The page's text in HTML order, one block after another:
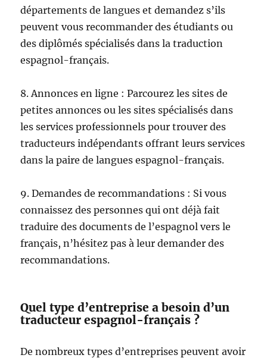
départements de langues et demandez s’ils
peuvent vous recommander des étudiants ou
des diplômés spécialisés dans la traduction
espagnol-français.
8. Annonces en ligne : Parcourez les sites de
petites annonces ou les sites spécialisés dans
les services professionnels pour trouver des
traducteurs indépendants offrant leurs services
dans la paire de langues espagnol-français.
9. Demandes de recommandations : Si vous
connaissez des personnes qui ont déjà fait
traduire des documents de l’espagnol vers le
français, n’hésitez pas à leur demander des
recommandations.
Quel type d’entreprise a besoin d’un
traducteur espagnol-français ?
De nombreux types d’entreprises peuvent avoir